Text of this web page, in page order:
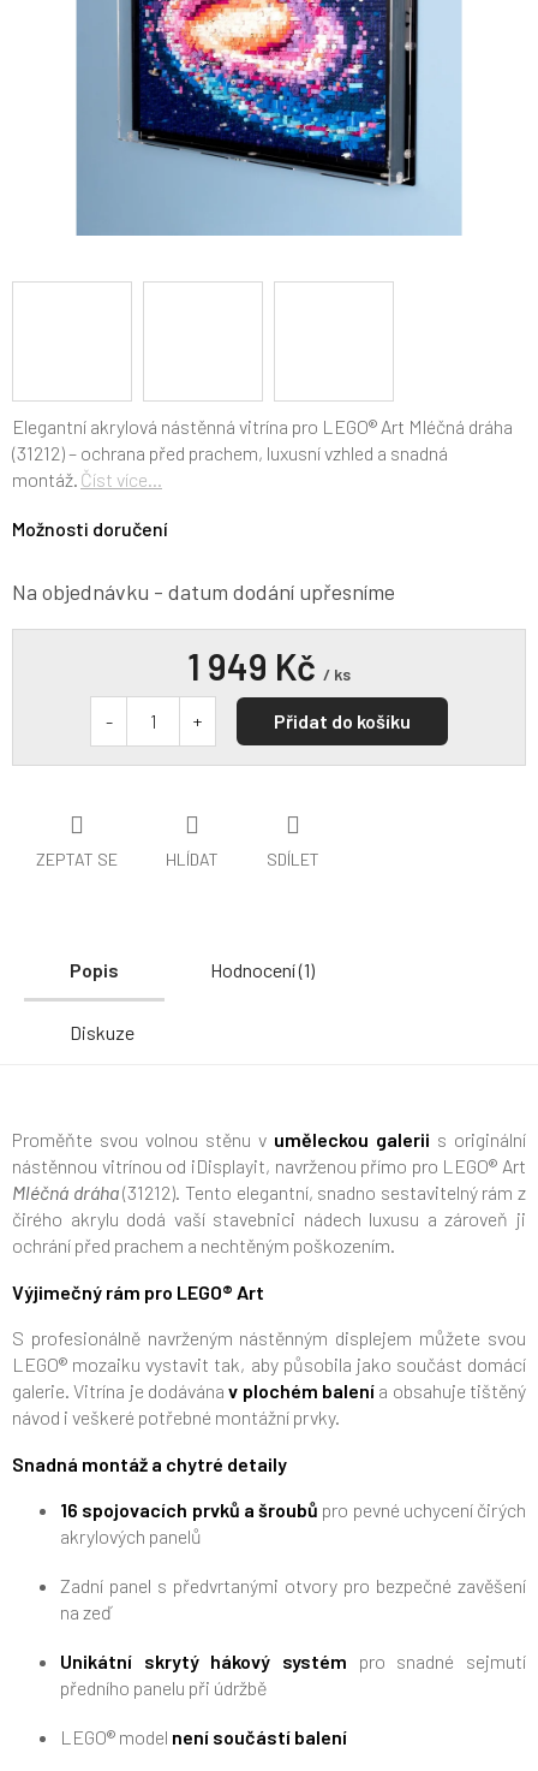
Na objednávku - datum dodání upřesníme
Možnosti doručení
Elegantní akrylová nástěnná vitrína pro LEGO® Art Mléčná dráha
(31212) – ochrana před prachem, luxusní vzhled a snadná
montáž. Číst více...
ZEPTAT SE HLÍDAT SDÍLET
1 949 Kč / ks
Přidat do košíku
Popis Hodnocení (1)
Diskuze
Proměňte svou volnou stěnu v uměleckou galerii s originální
nástěnnou vitrínou od iDisplayit, navrženou přímo pro LEGO® Art
Mléčná dráha(31212). Tento elegantní, snadno sestavitelný rám z
čirého akrylu dodá vaší stavebnici nádech luxusu a zároveň ji
ochrání před prachem a nechtěným poškozením.
Výjimečný rám pro LEGO® Art
S profesionálně navrženým nástěnným displejem můžete svou
LEGO® mozaiku vystavit tak, aby působila jako součást domácí
galerie. Vitrína je dodávánav plochém balení a obsahuje tištěný
návod i veškeré potřebné montážní prvky.
Snadná montáž a chytré detaily
16 spojovacích prvků a šroubů pro pevné uchycení čirých
akrylových panelů
Zadní panel s předvrtanými otvory pro bezpečné zavěšení
na zeď
Unikátní skrytý hákový systém pro snadné sejmutí
předního panelu při údržbě
LEGO® model není součástí balení